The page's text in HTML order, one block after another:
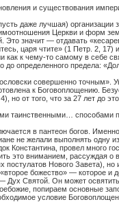
и существования
даже лучшая) организации
Церкви и форм
значит — отдавать
царя чтите» (1 Петр. 2,
к чему-то самому в себе
определенного предела:
совершенно точным».
к Боговоплощению.
но от того, что за 27 лет до
таинственными…
в пантеон богов.
не желали выполнять одну
Константина, провел много
это вниманием, рассуждая
постулатов Нового
божество» — которое
Дух Святой. Он может
попираем основные
условие